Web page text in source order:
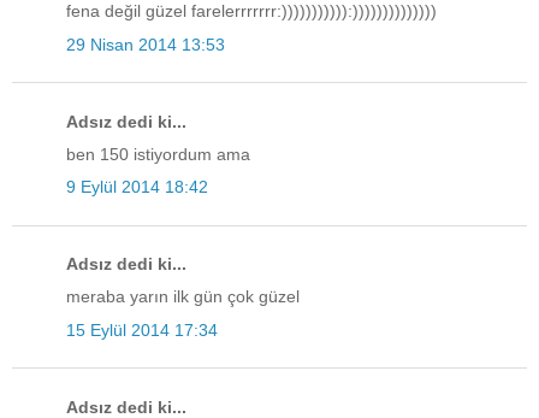
fena değil güzel farelerrrrrrr:))))))))))):))))))))))))))
29 Nisan 2014 13:53
Adsız dedi ki...
ben 150 istiyordum ama
9 Eylül 2014 18:42
Adsız dedi ki...
meraba yarın ilk gün çok güzel
15 Eylül 2014 17:34
Adsız dedi ki...